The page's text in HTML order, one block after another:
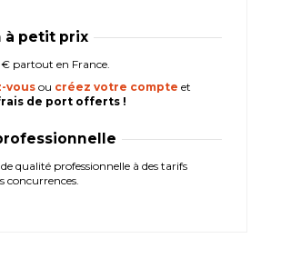
à petit prix
partout en France.
vousou créez votre compte et
de port offerts !
qualité professionnelle à des tarifs
concurrences.